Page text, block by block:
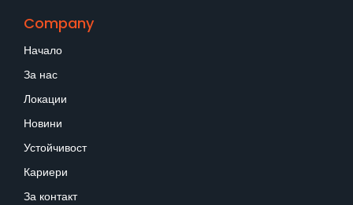
Company
Начало
За нас
Локации
Новини
Устойчивост
Кариери
За контакт